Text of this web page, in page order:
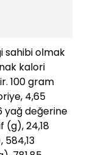
sahibi olmak
kalori
100 gram
4,65
yağ değerine
(g), 24,18